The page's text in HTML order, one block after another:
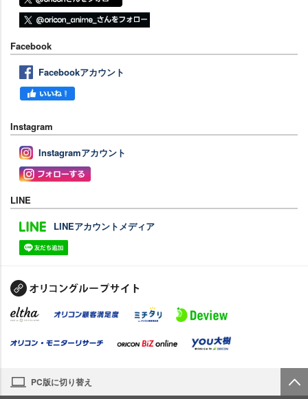
Facebook
Facebookアカウント
Instagram
Instagramアカウント
LINE
LINEアカウントメディア
PC版に切り替え